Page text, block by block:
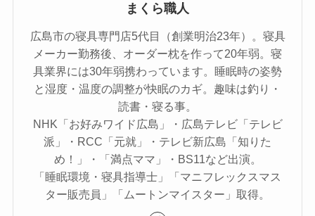
まくら職人
広島市の寝具専門店5代目（創業明治23年）。寝具
メーカー勤務後、オーダー枕を作って20年弱。寝
具業界には30年弱携わっています。睡眠時の姿勢
と湿度・温度の調整が快眠のカギ。趣味は釣り・
読書・寝る事。
NHK「お好みワイド広島」・広島テレビ「テレビ
派」・RCC「元就」・テレビ新広島「知りた
め！」・「満点ママ」・BS11など出演。
「睡眠環境・寝具指導士」「マニフレックスマス
ター販売員」「ムートンマイスター」取得。